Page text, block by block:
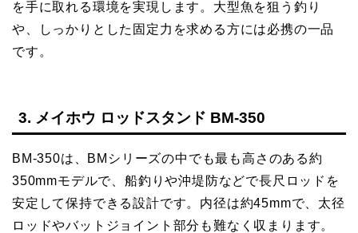
を手に取れる環境を実現します。大型魚を狙う釣り
や、しっかりとした固定力を求める方には必携の一品
です。
3. メイホウ ロッドスタンド BM-350
BM-350は、BMシリーズの中でも最も高さのある約
350mmモデルで、船釣りや沖堤防などで長尺ロッドを
安定して保持できる設計です。内径は約45mmで、太径
ロッドやバットジョイント部分も難なく収まります。